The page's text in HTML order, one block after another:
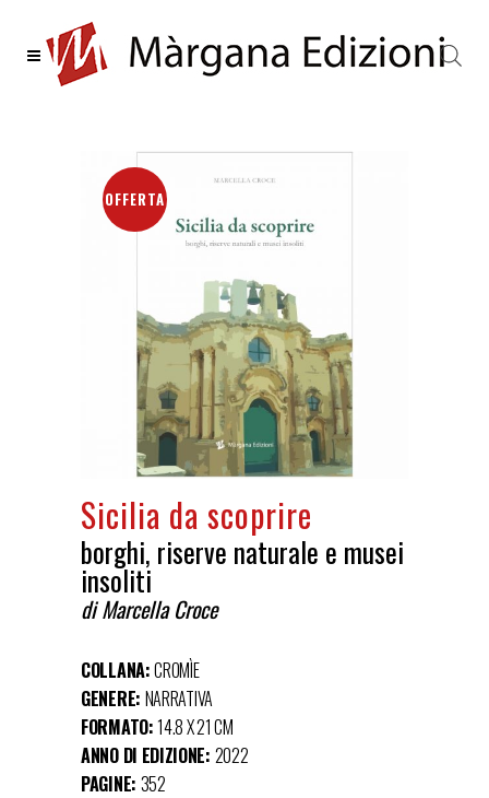
OFFERTA
Sicilia da scoprire
borghi, riserve naturale e musei
insoliti
di Marcella Croce
COLLANA:CROMÌE
GENERE: NARRATIVA
FORMATO:14.8 X 21 CM
ANNO DI EDIZIONE: 2022
PAGINE: 352